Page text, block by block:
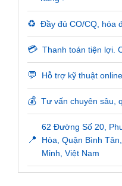
♻️ Đầy đủ CO/CQ, hóa
💳 Thanh toán tiện lợi.
💬 Hỗ trợ kỹ thuật
💰 Tư vấn chuyên sâu,
📍
62 Đường Số 20,
Hòa, Quận Bình
Minh, Việt Nam